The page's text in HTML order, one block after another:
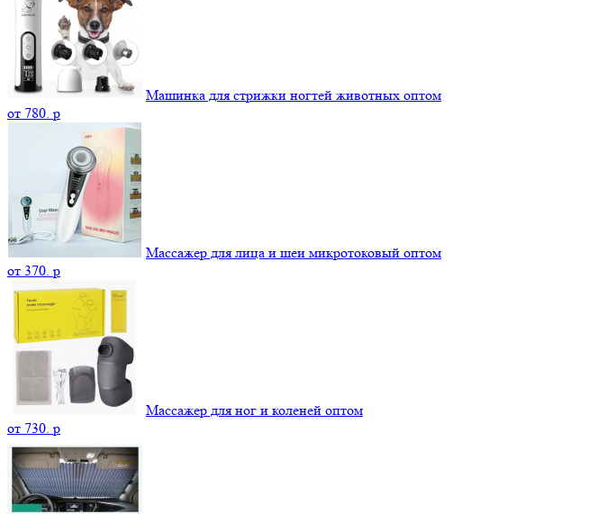
Машинка для стрижки ногтей животных оптом
от 780. p
Массажер для лица и шеи микротоковый оптом
от 370. p
Массажер для ног и коленей оптом
от 730. p